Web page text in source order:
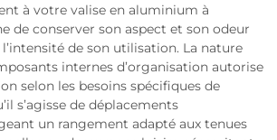
à votre valise en aluminium à
de conserver son aspect et son odeur
de son utilisation. La nature
internes d’organisation autorise
selon les besoins spécifiques de
s’agisse de déplacements
un rangement adapté aux tenues